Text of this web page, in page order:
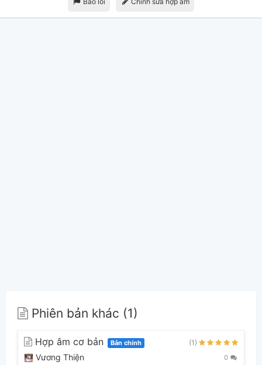
Phiên bản khác (1)
Hợp âm cơ bản Bản chính (1)
Vương Thiện 0